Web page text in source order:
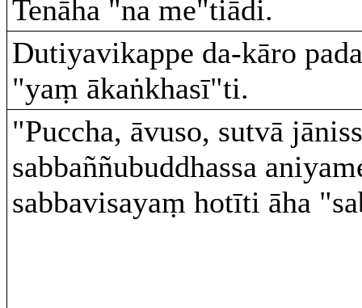
Tenāha "na me"tiādi.
Dutiyavikappe da-kāro
"yaṃ ākaṅkhasī"ti.
"Puccha, āvuso, sutvā
sabbaññubuddhassa
sabbavisayaṃ hotīti āha